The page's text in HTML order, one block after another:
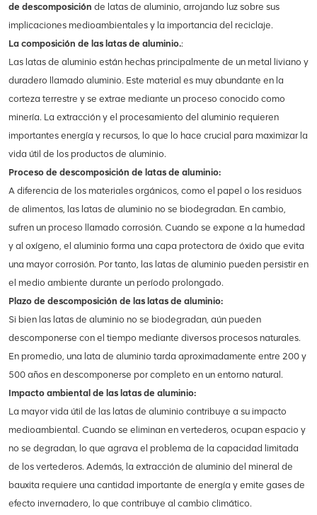
de descomposición de latas de aluminio, arrojando luz sobre sus
implicaciones medioambientales y la importancia del reciclaje.
La composición de las latas de aluminio.:
Las latas de aluminio están hechas principalmente de un metal liviano y
duradero llamado aluminio. Este material es muy abundante en la
corteza terrestre y se extrae mediante un proceso conocido como
minería. La extracción y el procesamiento del aluminio requieren
importantes energía y recursos, lo que lo hace crucial para maximizar la
vida útil de los productos de aluminio.
Proceso de descomposición de latas de aluminio:
A diferencia de los materiales orgánicos, como el papel o los residuos
de alimentos, las latas de aluminio no se biodegradan. En cambio,
sufren un proceso llamado corrosión. Cuando se expone a la humedad
y al oxígeno, el aluminio forma una capa protectora de óxido que evita
una mayor corrosión. Por tanto, las latas de aluminio pueden persistir en
el medio ambiente durante un período prolongado.
Plazo de descomposición de las latas de aluminio:
Si bien las latas de aluminio no se biodegradan, aún pueden
descomponerse con el tiempo mediante diversos procesos naturales.
En promedio, una lata de aluminio tarda aproximadamente entre 200 y
500 años en descomponerse por completo en un entorno natural.
Impacto ambiental de las latas de aluminio:
La mayor vida útil de las latas de aluminio contribuye a su impacto
medioambiental. Cuando se eliminan en vertederos, ocupan espacio y
no se degradan, lo que agrava el problema de la capacidad limitada
de los vertederos. Además, la extracción de aluminio del mineral de
bauxita requiere una cantidad importante de energía y emite gases de
efecto invernadero, lo que contribuye al cambio climático.